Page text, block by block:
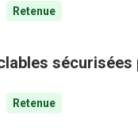
Retenue
Retenue